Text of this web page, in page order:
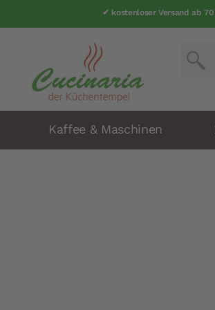
✔ kostenloser Versand ab
Suche
Kaffee & Maschinen